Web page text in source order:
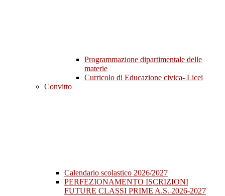
Programmazione dipartimentale delle
materie
Curricolo di Educazione civica- Licei
Convitto
Calendario scolastico 2026/2027
PERFEZIONAMENTO ISCRIZIONI
FUTURE CLASSI PRIME A.S. 2026-2027